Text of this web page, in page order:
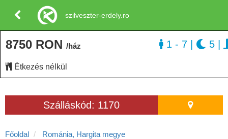
Szálláskód: 1170
Főoldal
Románia, Hargita megye
8750 RON /ház
Étkezés nélkül
1 - 7 5
szilveszter-erdely.ro